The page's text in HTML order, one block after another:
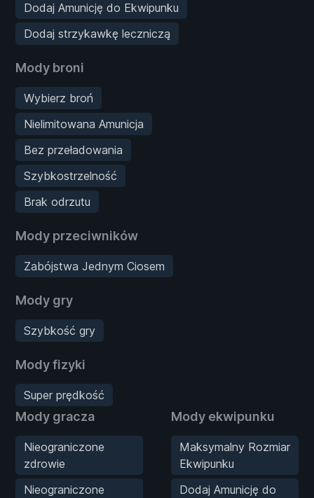
Dodaj Amunicję do Ekwipunku
Dodaj strzykawkę leczniczą
Mody broni
Wybierz broń
Nielimitowana Amunicja
Bez przeładowania
Szybkostrzelność
Brak odrzutu
Mody przeciwników
Zabójstwa Jednym Ciosem
Mody gry
Szybkość gry
Mody fizyki
Super prędkość
Mody gracza
Nieograniczone
zdrowie
Nieograniczone
Mody ekwipunku
Maksymalny Rozmiar
Ekwipunku
Dodaj Amunicję do